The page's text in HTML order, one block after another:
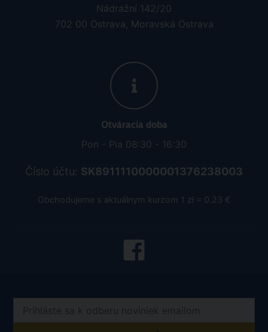
Nádražní 142/20
702 00 Ostrava, Moravská Ostrava
Otváracia doba
Pon - Pia 08:30 - 16:30
Číslo účtu: SK8911110000001376238003
Obchodujeme s aktuálnym kurzom 1 zł = 0.23 €